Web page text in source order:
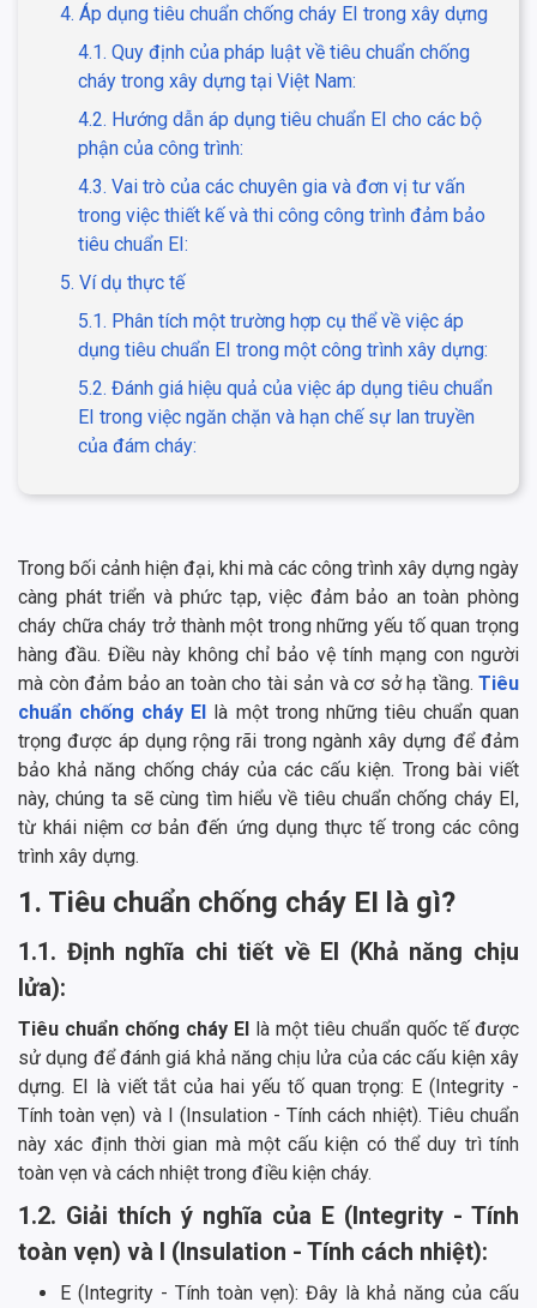
4. Áp dụng tiêu chuẩn chống cháy EI trong xây dựng
4.1. Quy định của pháp luật về tiêu chuẩn chống
cháy trong xây dựng tại Việt Nam:
4.2. Hướng dẫn áp dụng tiêu chuẩn EI cho các bộ
phận của công trình:
4.3. Vai trò của các chuyên gia và đơn vị tư vấn
trong việc thiết kế và thi công công trình đảm bảo
tiêu chuẩn EI:
5. Ví dụ thực tế
5.1. Phân tích một trường hợp cụ thể về việc áp
dụng tiêu chuẩn EI trong một công trình xây dựng:
5.2. Đánh giá hiệu quả của việc áp dụng tiêu chuẩn
EI trong việc ngăn chặn và hạn chế sự lan truyền
của đám cháy:
Trong bối cảnh hiện đại, khi mà các công trình xây dựng ngày
càng phát triển và phức tạp, việc đảm bảo an toàn phòng
cháy chữa cháy trở thành một trong những yếu tố quan trọng
hàng đầu. Điều này không chỉ bảo vệ tính mạng con người
mà còn đảm bảo an toàn cho tài sản và cơ sở hạ tầng. Tiêu
chuẩn chống cháy EI là một trong những tiêu chuẩn quan
trọng được áp dụng rộng rãi trong ngành xây dựng để đảm
bảo khả năng chống cháy của các cấu kiện. Trong bài viết
này, chúng ta sẽ cùng tìm hiểu về tiêu chuẩn chống cháy EI,
từ khái niệm cơ bản đến ứng dụng thực tế trong các công
trình xây dựng.
1. Tiêu chuẩn chống cháy EI là gì?
1.1. Định nghĩa chi tiết về EI (Khả năng chịu
lửa):
Tiêu chuẩn chống cháy EI là một tiêu chuẩn quốc tế được
sử dụng để đánh giá khả năng chịu lửa của các cấu kiện xây
dựng. EI là viết tắt của hai yếu tố quan trọng: E (Integrity -
Tính toàn vẹn) và I (Insulation - Tính cách nhiệt). Tiêu chuẩn
này xác định thời gian mà một cấu kiện có thể duy trì tính
toàn vẹn và cách nhiệt trong điều kiện cháy.
1.2. Giải thích ý nghĩa của E (Integrity - Tính
toàn vẹn) và I (Insulation - Tính cách nhiệt):
E (Integrity - Tính toàn vẹn): Đây là khả năng của cấu